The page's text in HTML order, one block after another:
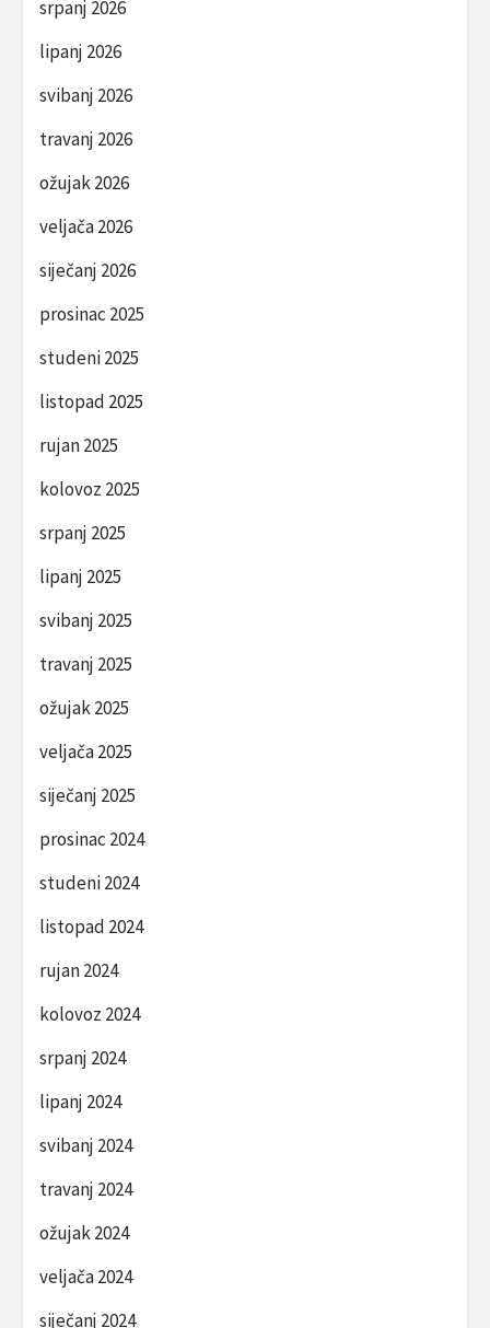
srpanj 2026
lipanj 2026
svibanj 2026
travanj 2026
ožujak 2026
veljača 2026
siječanj 2026
prosinac 2025
studeni 2025
listopad 2025
rujan 2025
kolovoz 2025
srpanj 2025
lipanj 2025
svibanj 2025
travanj 2025
ožujak 2025
veljača 2025
siječanj 2025
prosinac 2024
studeni 2024
listopad 2024
rujan 2024
kolovoz 2024
srpanj 2024
lipanj 2024
svibanj 2024
travanj 2024
ožujak 2024
veljača 2024
siječanj 2024